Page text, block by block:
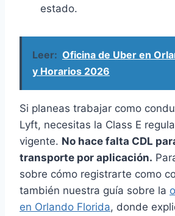
estado.
Leer: Oficina de Uber en
y Horarios 2026
Si planeas trabajar como
Lyft, necesitas la Class E
vigente. No hace falta CDL
transporte por aplicación.
sobre cómo registrarte como
también nuestra guía sobre la
en Orlando Florida, donde